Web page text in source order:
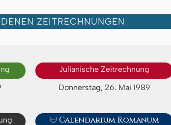
ZEITRECHNUNGEN
Julianische Zeitrechnung
Donnerstag, 26. Mai 1989
 Calendarium Romanum